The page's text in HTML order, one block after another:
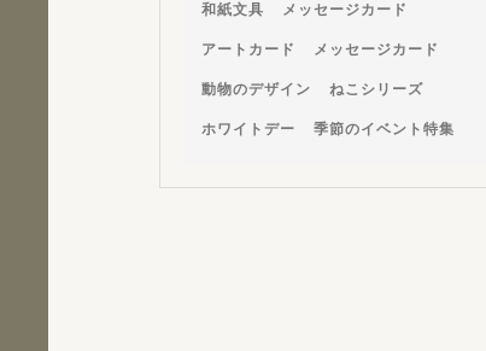
和紙文具 メッセージカード
アートカード メッセージカード
動物のデザイン ねこシリーズ
ホワイトデー 季節のイベント特集